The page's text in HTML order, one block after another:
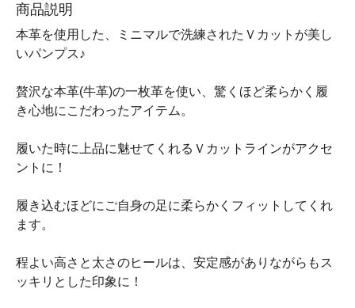
商品説明
本革を使用した、ミニマルで洗練されたＶカットが美し
いパンプス♪
贅沢な本革(牛革)の一枚革を使い、驚くほど柔らかく履
き心地にこだわったアイテム。
履いた時に上品に魅せてくれるＶカットラインがアクセ
ントに！
履き込むほどにご自身の足に柔らかくフィットしてくれ
ます。
程よい高さと太さのヒールは、安定感がありながらもス
ッキリとした印象に！